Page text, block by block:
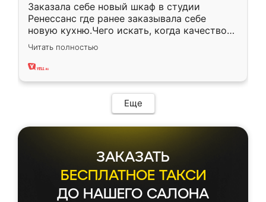
Заказала себе новый шкаф в студии
Ренессанс где ранее заказывала себе
новую кухню.Чего искать, когда качеством
вполне довольна. Служит кухня уже почти
два года, нареканий нет.
Читать полностью
Еще
ЗАКАЗАТЬ
БЕСПЛАТНОЕ ТАКСИ
ДО НАШЕГО САЛОНА